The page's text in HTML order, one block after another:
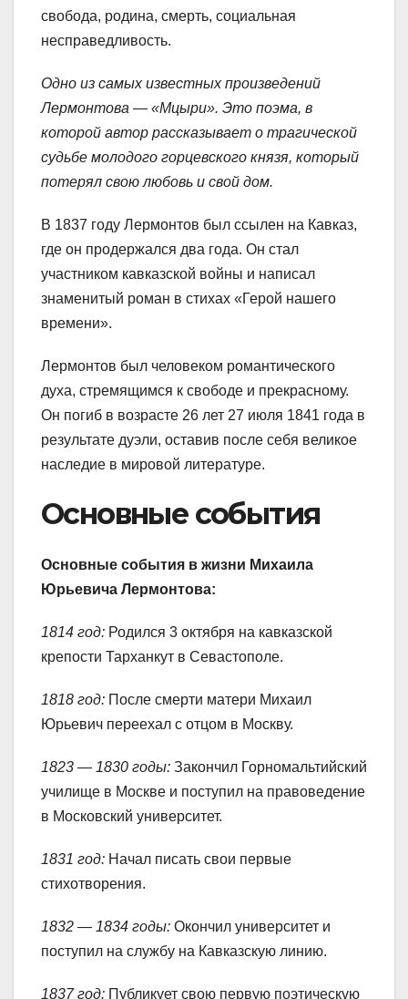
свобода, родина, смерть, социальная
несправедливость.
Одно из самых известных произведений
Лермонтова — «Мцыри». Это поэма, в
которой автор рассказывает о трагической
судьбе молодого горцевского князя, который
потерял свою любовь и свой дом.
В 1837 году Лермонтов был ссылен на Кавказ,
где он продержался два года. Он стал
участником кавказской войны и написал
знаменитый роман в стихах «Герой нашего
времени».
Лермонтов был человеком романтического
духа, стремящимся к свободе и прекрасному.
Он погиб в возрасте 26 лет 27 июля 1841 года в
результате дуэли, оставив после себя великое
наследие в мировой литературе.
Основные события
Основные события в жизни Михаила
Юрьевича Лермонтова:
1814 год: Родился 3 октября на кавказской
крепости Тарханкут в Севастополе.
1818 год: После смерти матери Михаил
Юрьевич переехал с отцом в Москву.
1823 — 1830 годы: Закончил Горномальтийский
училище в Москве и поступил на правоведение
в Московский университет.
1831 год: Начал писать свои первые
стихотворения.
1832 — 1834 годы: Окончил университет и
поступил на службу на Кавказскую линию.
1837 год: Публикует свою первую поэтическую